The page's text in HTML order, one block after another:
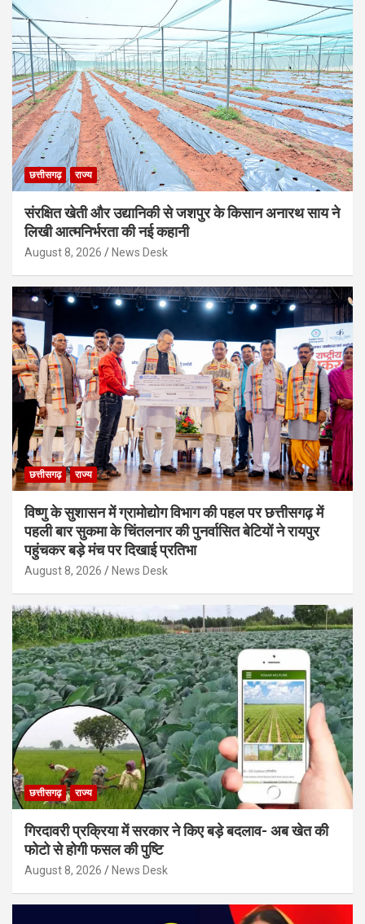
छत्तीसगढ़ राज्य
संरक्षित खेती और उद्यानिकी से जशपुर के किसान अनारथ साय ने
लिखी आत्मनिर्भरता की नई कहानी
August 8, 2026 News Desk
छत्तीसगढ़ राज्य
विष्णु के सुशासन में ग्रामोद्योग विभाग की पहल पर छत्तीसगढ़ में
पहली बार सुकमा के चिंतलनार की पुनर्वासित बेटियों ने रायपुर
पहुंचकर बड़े मंच पर दिखाई प्रतिभा
August 8, 2026 News Desk
छत्तीसगढ़ राज्य
गिरदावरी प्रक्रिया में सरकार ने किए बड़े बदलाव- अब खेत की
फोटो से होगी फसल की पुष्टि
August 8, 2026 News Desk